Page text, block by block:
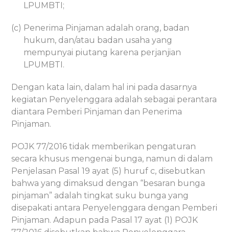
LPUMBTI;
(c) Penerima Pinjaman adalah orang, badan
hukum, dan/atau badan usaha yang
mempunyai piutang karena perjanjian
LPUMBTI.
Dengan kata lain, dalam hal ini pada dasarnya
kegiatan Penyelenggara adalah sebagai perantara
diantara Pemberi Pinjaman dan Penerima
Pinjaman.
POJK 77/2016 tidak memberikan pengaturan
secara khusus mengenai bunga, namun di dalam
Penjelasan Pasal 19 ayat (5) huruf c, disebutkan
bahwa yang dimaksud dengan “besaran bunga
pinjaman” adalah tingkat suku bunga yang
disepakati antara Penyelenggara dengan Pemberi
Pinjaman. Adapun pada Pasal 17 ayat (1) POJK